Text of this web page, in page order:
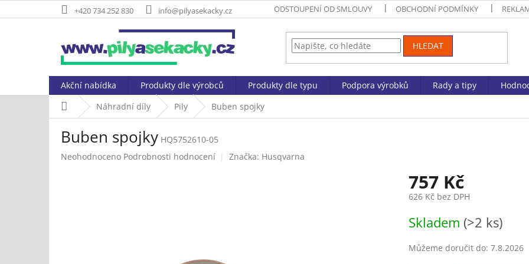
na
+420 734 252 830 info@pilyasekacky.cz ODSTOUPENÍ OD SMLOUVY OBCHODNÍ PODMÍNKY
HLEDAT
Akční nabídka Produkty dle výrobců Produkty dle typu Podpora výrobků Rady a tipy
Domů Náhradní díly Pily Buben spojky
Buben spojky HQ5752610-05
Průměrné
Neohodnoceno Podrobnosti hodnocení Značka: Husqvarna
757 Kč
626 Kč bez DPH
cena:
Skladem (>2 ks)
Můžeme doručit do: 7.8.2026